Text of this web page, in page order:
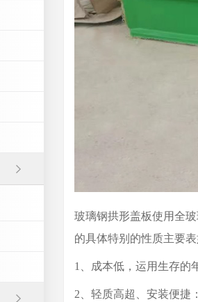
玻璃钢拱形盖板使用全
的具体特别的性质主要
1、成本低，运用生存的
2、轻质高超、安装便捷